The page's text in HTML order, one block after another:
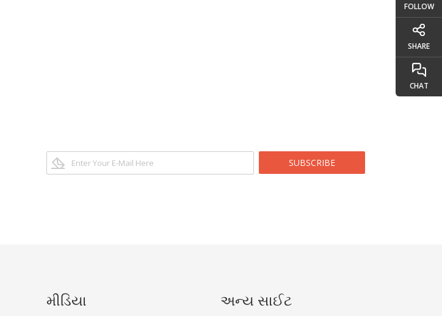
SUBSCRIBE
મીડિયા અન્ય સાઈટ
FOLLOW
SHARE
CHAT